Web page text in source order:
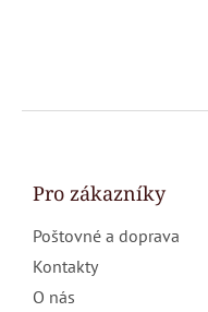
Z
Pro zákazníky
Poštovné a doprava
Kontakty
O nás